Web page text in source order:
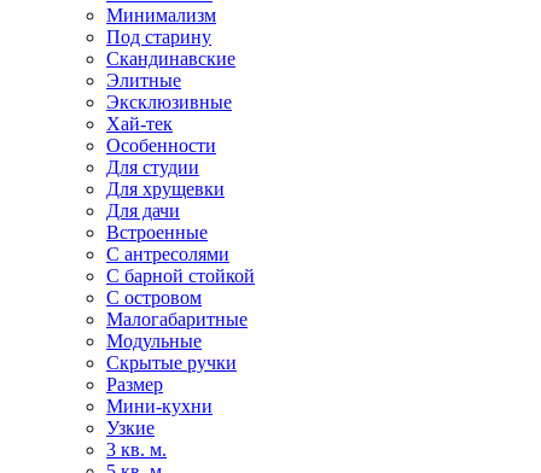
Минимализм
Под старину
Скандинавские
Элитные
Эксклюзивные
Хай-тек
Особенности
Для студии
Для хрущевки
Для дачи
Встроенные
С антресолями
С барной стойкой
С островом
Малогабаритные
Модульные
Скрытые ручки
Размер
Мини-кухни
Узкие
3 кв. м.